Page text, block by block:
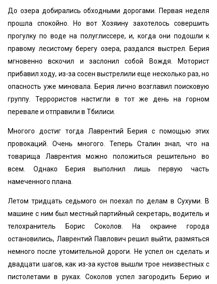
До озера добирались обходными дорогами. Первая неделя
прошла спокойно. Но вот Хозяину захотелось совершить
прогулку по воде на полуглиссере, и, когда они подошли к
правому лесистому берегу озера, раздался выстрел. Берия
мгновенно вскочил и заслонил собой Вождя. Моторист
прибавил ходу, из-за сосен выстрелили еще несколько раз, но
опасность уже миновала. Берия лично возглавил поисковую
группу. Террористов настигли в тот же день на горном
перевале и отправили в Тбилиси.
Многого достиг тогда Лаврентий Берия с помощью этих
провокаций. Очень многого. Теперь Сталин знал, что на
товарища Лаврентия можно положиться решительно во
всем. Однако Берия выполнил лишь первую часть
намеченного плана.
Летом тридцать седьмого он поехал по делам в Сухуми. В
машине с ним был местный партийный секретарь, водитель и
телохранитель Борис Соколов. На окраине города
остановились, Лаврентий Павлович решил выйти, размяться
немного после утомительной дороги. Не успел он сделать и
двадцати шагов, как из-за кустов вышли трое неизвестных с
пистолетами в руках. Соколов успел загородить Берию и